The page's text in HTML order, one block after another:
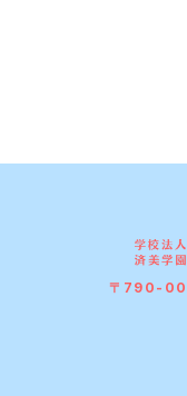
〒790-